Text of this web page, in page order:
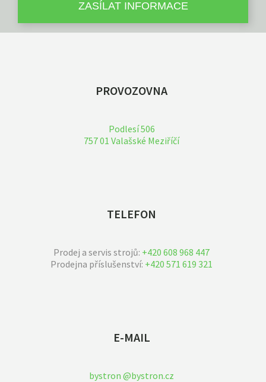
PROVOZOVNA
Podlesí 506
757 01 Valašské Meziříčí
TELEFON
Prodej a servis strojů: +420 608 968 447
Prodejna příslušenství: +420 571 619 321
E-MAIL
bystron @bystron.cz